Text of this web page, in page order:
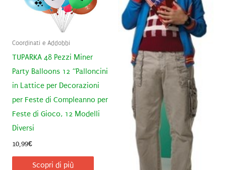
Coordinati e Addobbi
TUPARKA 48 Pezzi Miner
Party Balloons 12 “Palloncini
in Lattice per Decorazioni
per Feste di Compleanno per
Feste di Gioco, 12 Modelli
Diversi
10,99€
Scopri di più